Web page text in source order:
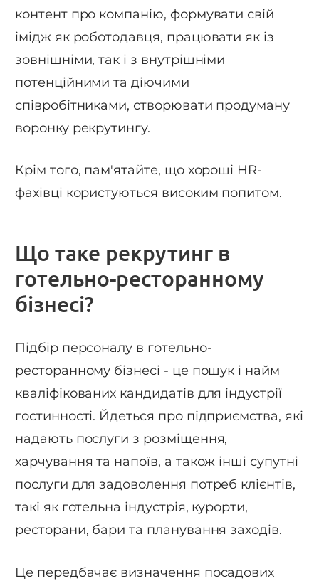
контент про компанію, формувати свій
імідж як роботодавця, працювати як із
зовнішніми, так і з внутрішніми
потенційними та діючими
співробітниками, створювати продуману
воронку рекрутингу.
Крім того, пам'ятайте, що хороші HR-
фахівці користуються високим попитом.
Що таке рекрутинг в
готельно-ресторанному
бізнесі?
Підбір персоналу в готельно-
ресторанному бізнесі - це пошук і найм
кваліфікованих кандидатів для індустрії
гостинності. Йдеться про підприємства, які
надають послуги з розміщення,
харчування та напоїв, а також інші супутні
послуги для задоволення потреб клієнтів,
такі як готельна індустрія, курорти,
ресторани, бари та планування заходів.
Це передбачає визначення посадових